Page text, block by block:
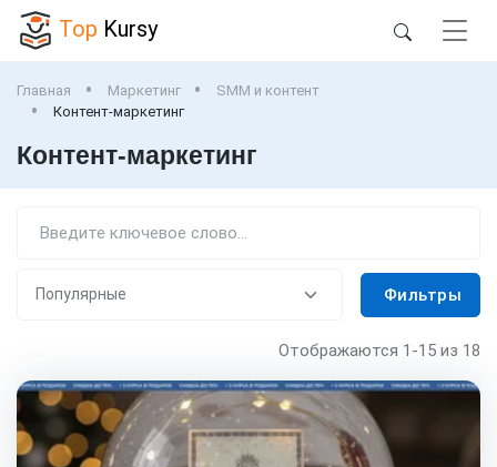
Top Kursy
Главная Маркетинг
SMM и контент
Контент-маркетинг
Контент-маркетинг
Фильтры
Отображаются 1-15 из 18